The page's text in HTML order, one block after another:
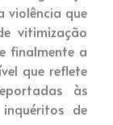
violência que
vitimização
finalmente a
que reflete
às
de